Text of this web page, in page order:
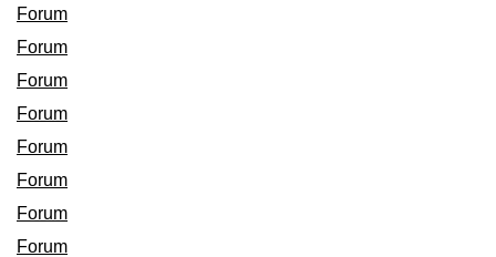
Forum
Forum
Forum
Forum
Forum
Forum
Forum
Forum